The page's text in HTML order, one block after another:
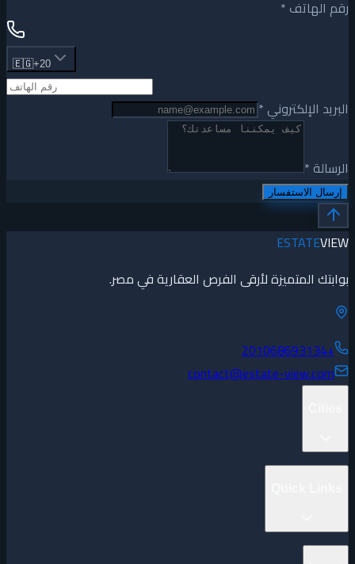
رقم الهاتف*
🇪🇬+20
البريد الإلكتروني*
الرسالة *
إرسال الاستفسار
ESTATEVIEW
بوابتك المتميزة لأرقى الفرص العقارية في مصر.
+201068693134
contact@estate-view.com
6th of October
North Coast